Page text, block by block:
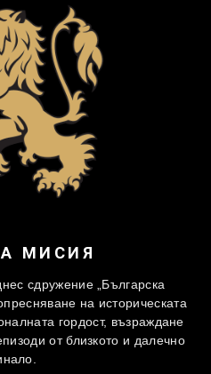
МИСИЯ
сдружение „Българска
на историческата
гордост, възраждане
от близкото и далечно